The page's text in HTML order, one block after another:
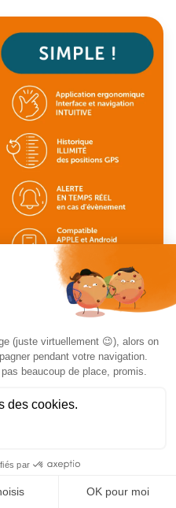
votre sécurité: